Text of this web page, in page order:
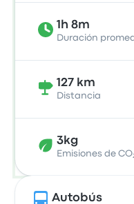
1h 8m
Duración
127 km
Distancia
3kg
Emisiones de
Autobús